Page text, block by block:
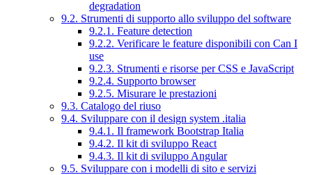
degradation
9.2. Strumenti di supporto allo sviluppo del software
9.2.1. Feature detection
9.2.2. Verificare le feature disponibili con Can I
use
9.2.3. Strumenti e risorse per CSS e JavaScript
9.2.4. Supporto browser
9.2.5. Misurare le prestazioni
9.3. Catalogo del riuso
9.4. Sviluppare con il design system .italia
9.4.1. Il framework Bootstrap Italia
9.4.2. Il kit di sviluppo React
9.4.3. Il kit di sviluppo Angular
9.5. Sviluppare con i modelli di sito e servizi